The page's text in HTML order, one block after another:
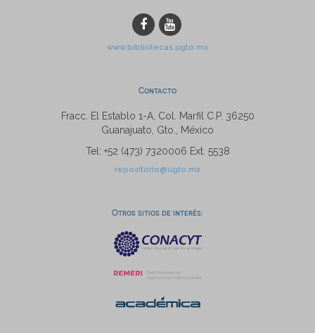
www.bibliotecas.ugto.mx
Contacto
Fracc. El Establo 1-A, Col. Marfil C.P. 36250
Guanajuato, Gto., México
Tel: +52 (473) 7320006 Ext. 5538
repositorio@ugto.mx
Otros sitios de interés: